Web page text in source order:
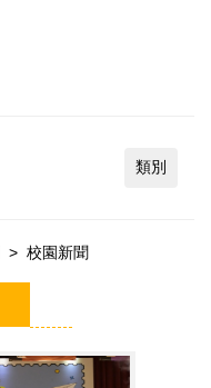
類別
> 校園新聞